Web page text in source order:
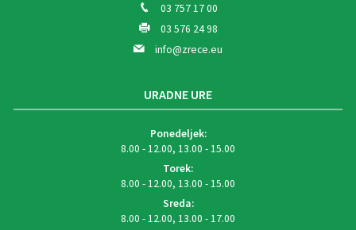
03 757 17 00
03 576 24 98
info@zrece.eu
URADNE URE
Ponedeljek:
8.00 - 12.00, 13.00 - 15.00
Torek:
8.00 - 12.00, 13.00 - 15.00
Sreda:
8.00 - 12.00, 13.00 - 17.00